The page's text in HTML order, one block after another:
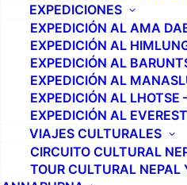
EXPEDICIONES
EXPEDICIÓN AL AMA
EXPEDICIÓN AL
EXPEDICIÓN AL
EXPEDICIÓN AL
EXPEDICIÓN AL LHOTSE
EXPEDICIÓN AL
VIAJES CULTURALES
CIRCUITO CULTURAL
TOUR CULTURAL NEPAL